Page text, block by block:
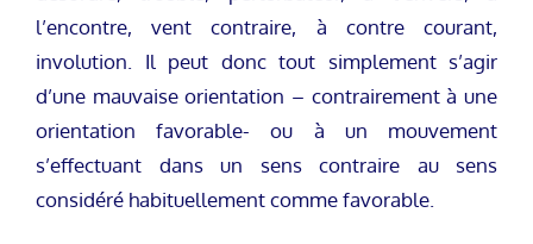
l’encontre, vent contraire, à contre courant,
involution. Il peut donc tout simplement s’agir
d’une mauvaise orientation – contrairement à une
orientation favorable- ou à un mouvement
s’effectuant dans un sens contraire au sens
considéré habituellement comme favorable.